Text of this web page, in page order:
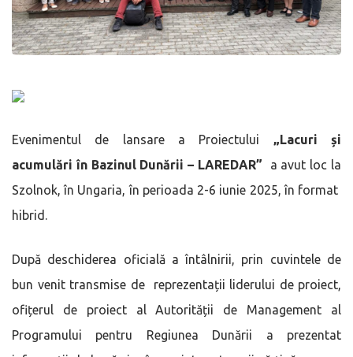
Evenimentul de lansare a Proiectului „Lacuri și
acumulări în Bazinul Dunării – LAREDAR”
a avut loc la
Szolnok, în Ungaria, în perioada 2-6 iunie 2025, în format
hibrid.
După deschiderea oficială a întâlnirii, prin cuvintele de
bun venit transmise de reprezentații liderului de proiect,
ofițerul de proiect al Autorității de Management al
Programului pentru Regiunea Dunării a prezentat